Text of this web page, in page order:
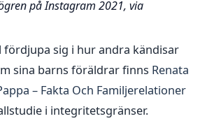
på Instagram 2021, via
fördjupa sig i hur andra kändisar
sina barns föräldrar finns Renata
– Fakta Och Familjerelationer
i integritetsgränser.